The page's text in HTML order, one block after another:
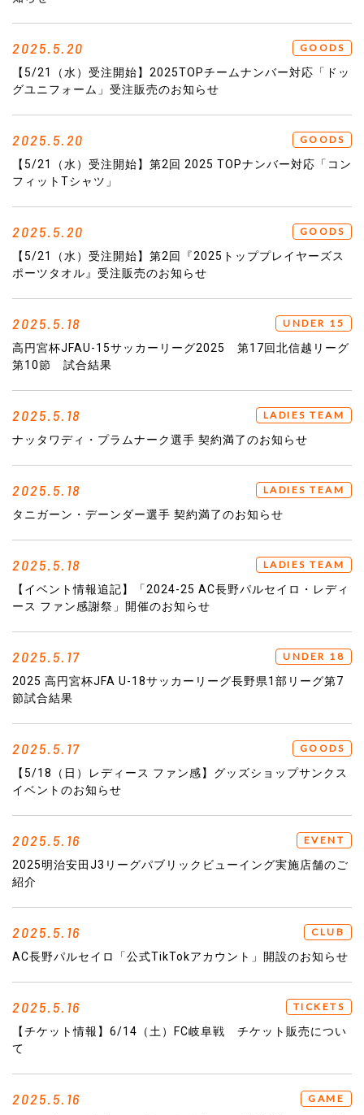
2025.5.20 GOODS
【5/21（水）受注開始】2025TOPチームナンバー対応「ドッ
グユニフォーム」受注販売のお知らせ
2025.5.20 GOODS
【5/21（水）受注開始】第2回 2025 TOPナンバー対応「コン
フィットTシャツ」
2025.5.20 GOODS
【5/21（水）受注開始】第2回『2025トッププレイヤーズス
ポーツタオル』受注販売のお知らせ
2025.5.18 UNDER 15
高円宮杯JFAU-15サッカーリーグ2025 第17回北信越リーグ
第10節 試合結果
2025.5.18 LADIES TEAM
ナッタワディ・プラムナーク選手 契約満了のお知らせ
2025.5.18 LADIES TEAM
タニガーン・デーンダー選手 契約満了のお知らせ
2025.5.18 LADIES TEAM
【イベント情報追記】「2024-25 AC長野パルセイロ・レディ
ース ファン感謝祭」開催のお知らせ
2025.5.17 UNDER 18
2025 高円宮杯JFA U-18サッカーリーグ長野県1部リーグ第7
節試合結果
2025.5.17 GOODS
【5/18（日）レディース ファン感】グッズショップサンクス
イベントのお知らせ
2025.5.16 EVENT
2025明治安田J3リーグパブリックビューイング実施店舗のご
紹介
2025.5.16 CLUB
AC長野パルセイロ「公式TikTokアカウント」開設のお知らせ
2025.5.16 TICKETS
【チケット情報】6/14（土）FC岐阜戦 チケット販売につい
て
2025.5.16 GAME